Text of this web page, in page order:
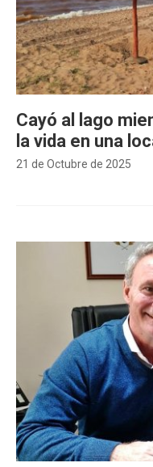
21 de Octubre de 2025
Cayó al lago
la vida en una